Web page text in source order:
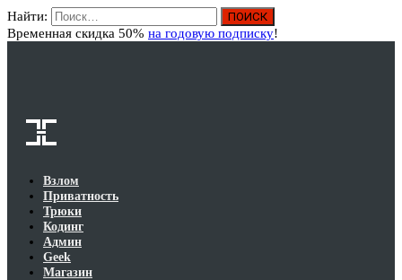
Найти:
Временная скидка 50% на годовую подписку!
Взлом
Приватность
Трюки
Кодинг
Админ
Geek
Магазин